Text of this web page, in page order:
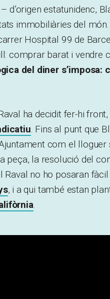
d’origen estatunidenc,
immobiliàries del
Hospital 99 de
comprar barat i vendre
del diner s’imposa:
ha decidit fer-hi
. Fins al punt que
com el
peça, la resolució del
Raval no ho posaran
, i a qui també estan
.